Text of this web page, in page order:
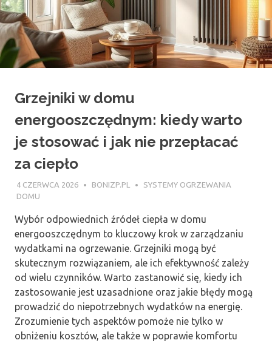
Grzejniki w domu
energooszczędnym: kiedy warto
je stosować i jak nie przepłacać
za ciepło
4 CZERWCA 2026 BONIZP.PL
SYSTEMY OGRZEWANIA
DOMU
Wybór odpowiednich źródeł ciepła w domu
energooszczędnym to kluczowy krok w zarządzaniu
wydatkami na ogrzewanie. Grzejniki mogą być
skutecznym rozwiązaniem, ale ich efektywność zależy
od wielu czynników. Warto zastanowić się, kiedy ich
zastosowanie jest uzasadnione oraz jakie błędy mogą
prowadzić do niepotrzebnych wydatków na energię.
Zrozumienie tych aspektów pomoże nie tylko w
obniżeniu kosztów, ale także w poprawie komfortu